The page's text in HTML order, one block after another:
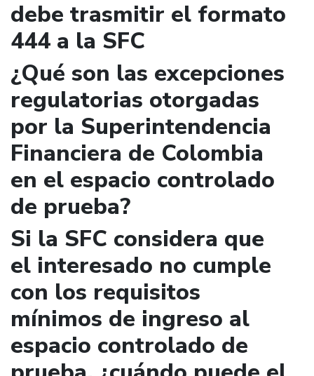
debe trasmitir el formato
444 a la SFC
¿Qué son las excepciones
regulatorias otorgadas
por la Superintendencia
Financiera de Colombia
en el espacio controlado
de prueba?
Si la SFC considera que
el interesado no cumple
con los requisitos
mínimos de ingreso al
espacio controlado de